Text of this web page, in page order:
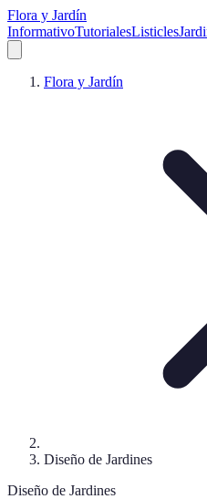
Flora y Jardín
InformativoTutorialesListicles
Flora y Jardín
Diseño de Jardines
Diseño de Jardines